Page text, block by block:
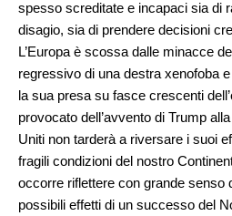
spesso screditate e incapaci sia di
disagio, sia di prendere decisioni
L’Europa è scossa dalle minacce
regressivo di una destra xenofoba
la sua presa su fasce crescenti
provocato dell’avvento di Trump
Uniti non tarderà a riversare i suoi
fragili condizioni del nostro
occorre riflettere con grande senso
possibili effetti di un successo del